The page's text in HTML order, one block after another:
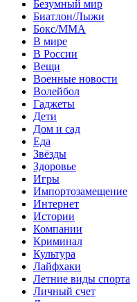
Безумный мир
Биатлон/Лыжи
Бокс/MMA
В мире
В России
Вещи
Военные новости
Волейбол
Гаджеты
Дети
Дом и сад
Еда
Звёзды
Здоровье
Игры
Импортозамещение
Интернет
Истории
Компании
Криминал
Культура
Лайфхаки
Летние виды спорта
Личный счет